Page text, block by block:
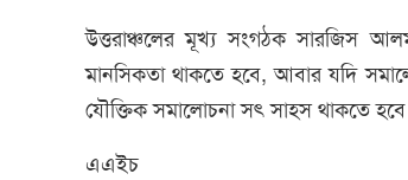
উত্তরাঞ্চলের মূখ্য সংগঠক সারজিস
মানসিকতা থাকতে হবে, আবার যদি
যৌক্তিক সমালোচনা সৎ সাহস থাকতে
এএইচ